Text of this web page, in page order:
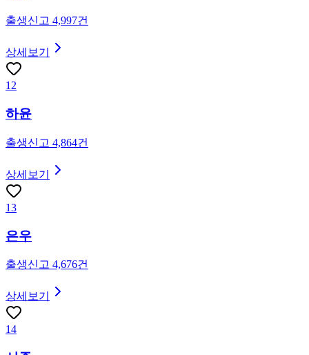
출생신고 4,997건
상세보기
12
하윤
출생신고 4,864건
상세보기
13
은우
출생신고 4,676건
상세보기
14